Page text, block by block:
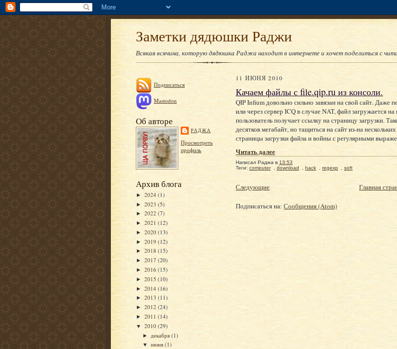
Заметки дядюшки Раджи
Всякая всячина, которую дядюшка Раджа находит в интернете и хочет поделиться с
Подписаться
Mastodon
Об авторе
РАДЖА
Просмотреть
профиль
Архив блога
► 2024 (1)
► 2023 (5)
► 2022 (7)
► 2021 (12)
► 2020 (13)
► 2019 (12)
► 2018 (15)
► 2017 (20)
► 2016 (15)
► 2015 (10)
► 2014 (16)
► 2013 (11)
► 2012 (24)
► 2011 (14)
▼ 2010 (29)
► декабря(1)
▼июня(1)
11 ИЮНЯ 2010
Качаем файлы с file.qip.ru из консоли.
QIP Infium довольно сильно завязан на свой сайт. Даже
или через сервер ICQ в случае NAT, файл загружается
пользователь получает ссылку на страницу загрузки.
десятков мегабайт, но тащиться на сайт из-на
страницы загрузки файла и войны с регулярными
Читать далее
Написал Раджа в 13:53
Теги: computer download hack regexp soft
Следующие Главная
Подписаться на: Сообщения (Atom)